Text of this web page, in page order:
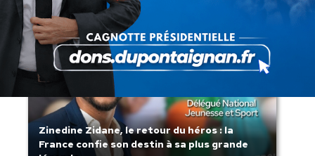
Zinedine Zidane, le retour du héros : la
France confie son destin à sa plus grande